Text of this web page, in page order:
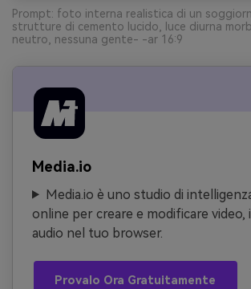
Prompt: foto interna realistica di un
strutture di cemento lucido, luce diurna
neutro, nessuna gente- -ar 16:9
Media.io
Media.io è uno studio di
online per creare e modificare video,
audio nel tuo browser.
Provalo Ora Gratuitamente